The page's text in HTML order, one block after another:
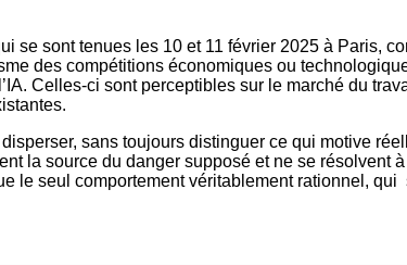
se sont tenues les 10 et 11 février 2025 à Paris,
des compétitions économiques ou
Celles-ci sont perceptibles sur le marché du
sans toujours distinguer ce qui motive
la source du danger supposé et ne se résolvent
le seul comportement véritablement rationnel,